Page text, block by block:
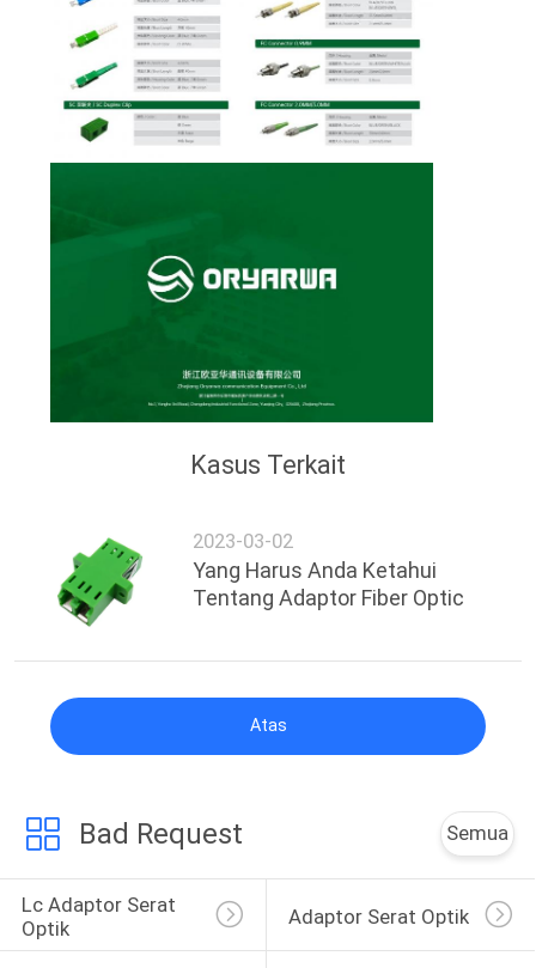
Kasus Terkait
2023-03-02
Yang Harus Anda Ketahui
Tentang Adaptor Fiber Optic
Atas
Bad Request Semua
Lc Adaptor Serat
Optik
Adaptor Serat Optik